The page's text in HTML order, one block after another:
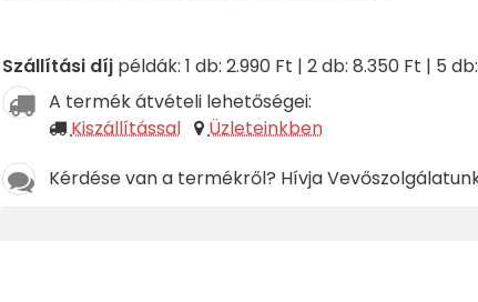
Szállítási díjpéldák: 1 db: 2.990 Ft | 2 db: 8.350 Ft | 5
A termék átvételi lehetőségei:
Kiszállítással
Üzleteinkben
Kérdése van a termékről? Hívja